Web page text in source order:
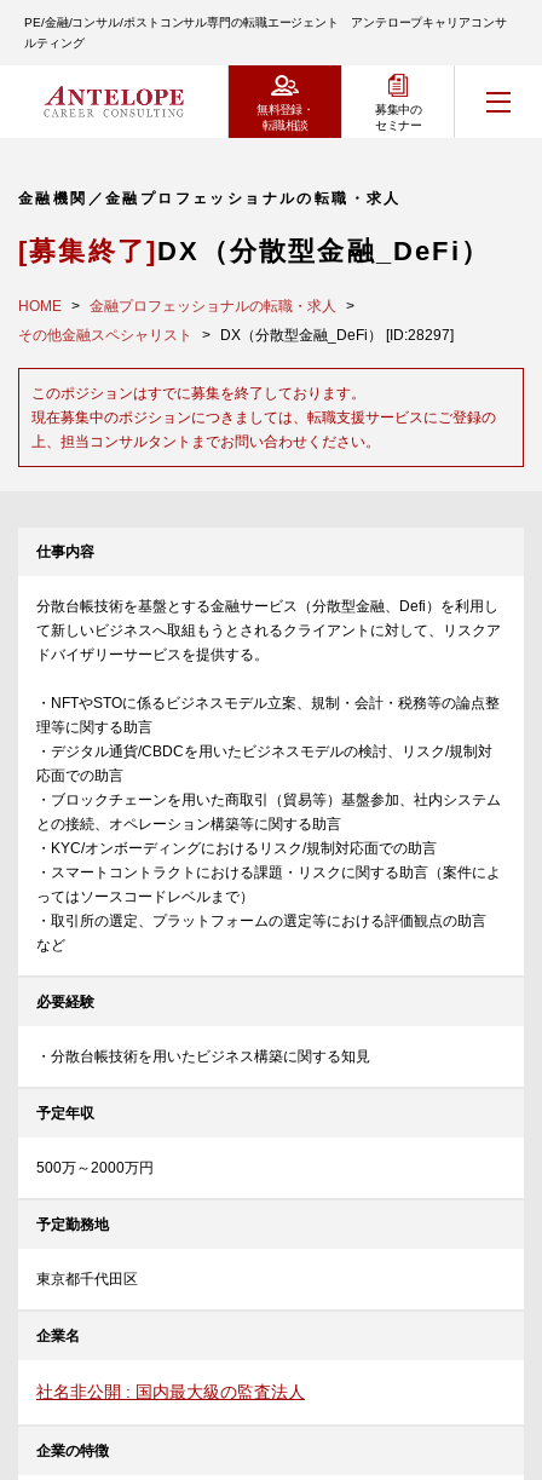
PE/金融/コンサル/ポストコンサル専門の転職エージェント アンテロープキャリアコンサ
ルティング
無料登録・
転職相談
募集中の
セミナー
金融機関／金融プロフェッショナルの転職・求人
[募集終了]DX（分散型金融_DeFi）
HOME
金融プロフェッショナルの転職・求人
その他金融スペシャリスト
DX（分散型金融_DeFi） [ID:28297]
このポジションはすでに募集を終了しております。
現在募集中のポジションにつきましては、転職支援サービスにご登録の
上、担当コンサルタントまでお問い合わせください。
仕事内容
分散台帳技術を基盤とする金融サービス（分散型金融、Defi）を利用し
て新しいビジネスへ取組もうとされるクライアントに対して、リスクア
ドバイザリーサービスを提供する。
・NFTやSTOに係るビジネスモデル立案、規制・会計・税務等の論点整
理等に関する助言
・デジタル通貨/CBDCを用いたビジネスモデルの検討、リスク/規制対
応面での助言
・ブロックチェーンを用いた商取引（貿易等）基盤参加、社内システム
との接続、オペレーション構築等に関する助言
・KYC/オンボーディングにおけるリスク/規制対応面での助言
・スマートコントラクトにおける課題・リスクに関する助言（案件によ
ってはソースコードレベルまで）
・取引所の選定、プラットフォームの選定等における評価観点の助言
など
必要経験
・分散台帳技術を用いたビジネス構築に関する知見
予定年収
500万～2000万円
予定勤務地
東京都千代田区
企業名
社名非公開 : 国内最大級の監査法人
企業の特徴